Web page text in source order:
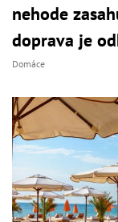
nehode
doprava je
Domáce